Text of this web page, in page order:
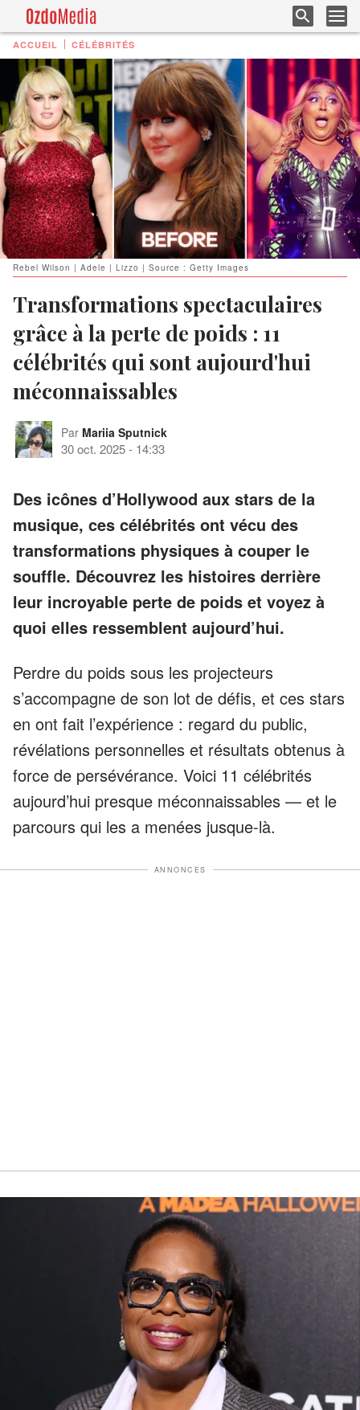
ACCUEIL CÉLÉBRITÉS
Rebel Wilson | Adele | Lizzo | Source : Getty Images
Transformations spectaculaires
grâce à la perte de poids : 11
célébrités qui sont aujourd'hui
méconnaissables
Par Mariia Sputnick
30 oct. 2025- 14:33
Des icônes d’Hollywood aux stars de la
musique, ces célébrités ont vécu des
transformations physiques à couper le
souffle. Découvrez les histoires derrière
leur incroyable perte de poids et voyez à
quoi elles ressemblent aujourd’hui.
Perdre du poids sous les projecteurs
s’accompagne de son lot de défis, et ces stars
en ont fait l’expérience : regard du public,
révélations personnelles et résultats obtenus à
force de persévérance. Voici 11 célébrités
aujourd’hui presque méconnaissables — et le
parcours qui les a menées jusque-là.
ANNONCES